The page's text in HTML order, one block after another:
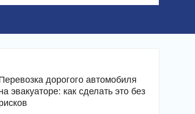
дорогого автомобиля
эвакуаторе: как сделать это без